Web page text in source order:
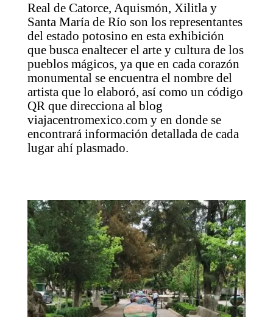
Real de Catorce, Aquismón, Xilitla y
Santa María de Río son los representantes
del estado potosino en esta exhibición
que busca enaltecer el arte y cultura de los
pueblos mágicos, ya que en cada corazón
monumental se encuentra el nombre del
artista que lo elaboró, así como un código
QR que direcciona al blog
viajacentromexico.com y en donde se
encontrará información detallada de cada
lugar ahí plasmado.